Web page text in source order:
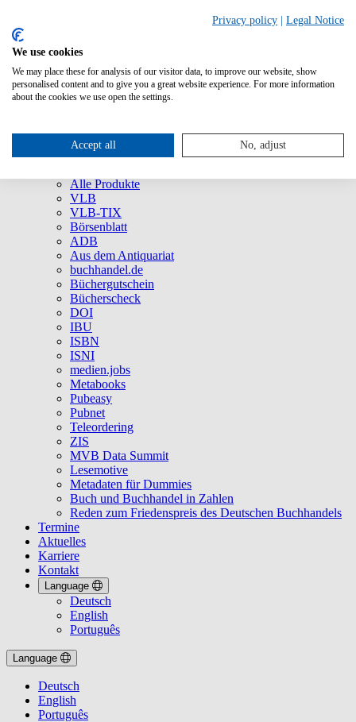
Über uns
Unternehmen
Presse
Service
Alle Produkte
VLB
VLB-TIX
Börsenblatt
ADB
Aus dem Antiquariat
buchhandel.de
Büchergutschein
Bücherscheck
DOI
IBU
ISBN
ISNI
medien.jobs
Metabooks
Pubeasy
Pubnet
Teleordering
ZIS
MVB Data Summit
Lesemotive
Metadaten für Dummies
Buch und Buchhandel in Zahlen
Reden zum Friedenspreis des Deutschen Buchhandels
Termine
Aktuelles
Karriere
Kontakt
Language
Deutsch
English
Português
Language
Deutsch
English
Português
Privacy policy Legal Notice
We use cookies
We may place these for analysis of our visitor data, to improve our website, show
personalised content and to give you a great website experience. For more information
about the cookies we use open the settings.
Accept all No, adjust